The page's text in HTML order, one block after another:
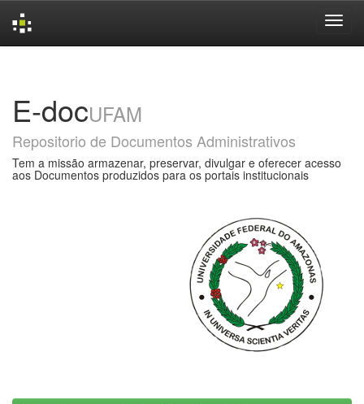
E-docUFAM
Repositorio de Documentos Administrativos
Tem a missão armazenar, preservar, divulgar e oferecer acesso
aos Documentos produzidos para os portais institucionais